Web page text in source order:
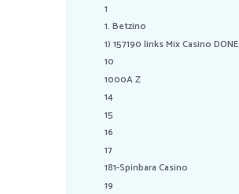
1
1. Betzino
1) 157190 links Mix Casino DONE
10
1000A Z
14
15
16
17
181-Spinbara Casino
19